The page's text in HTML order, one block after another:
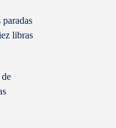
libras